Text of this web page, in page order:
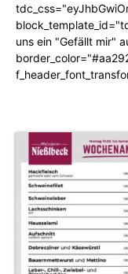
uns ein "Gefällt mir"